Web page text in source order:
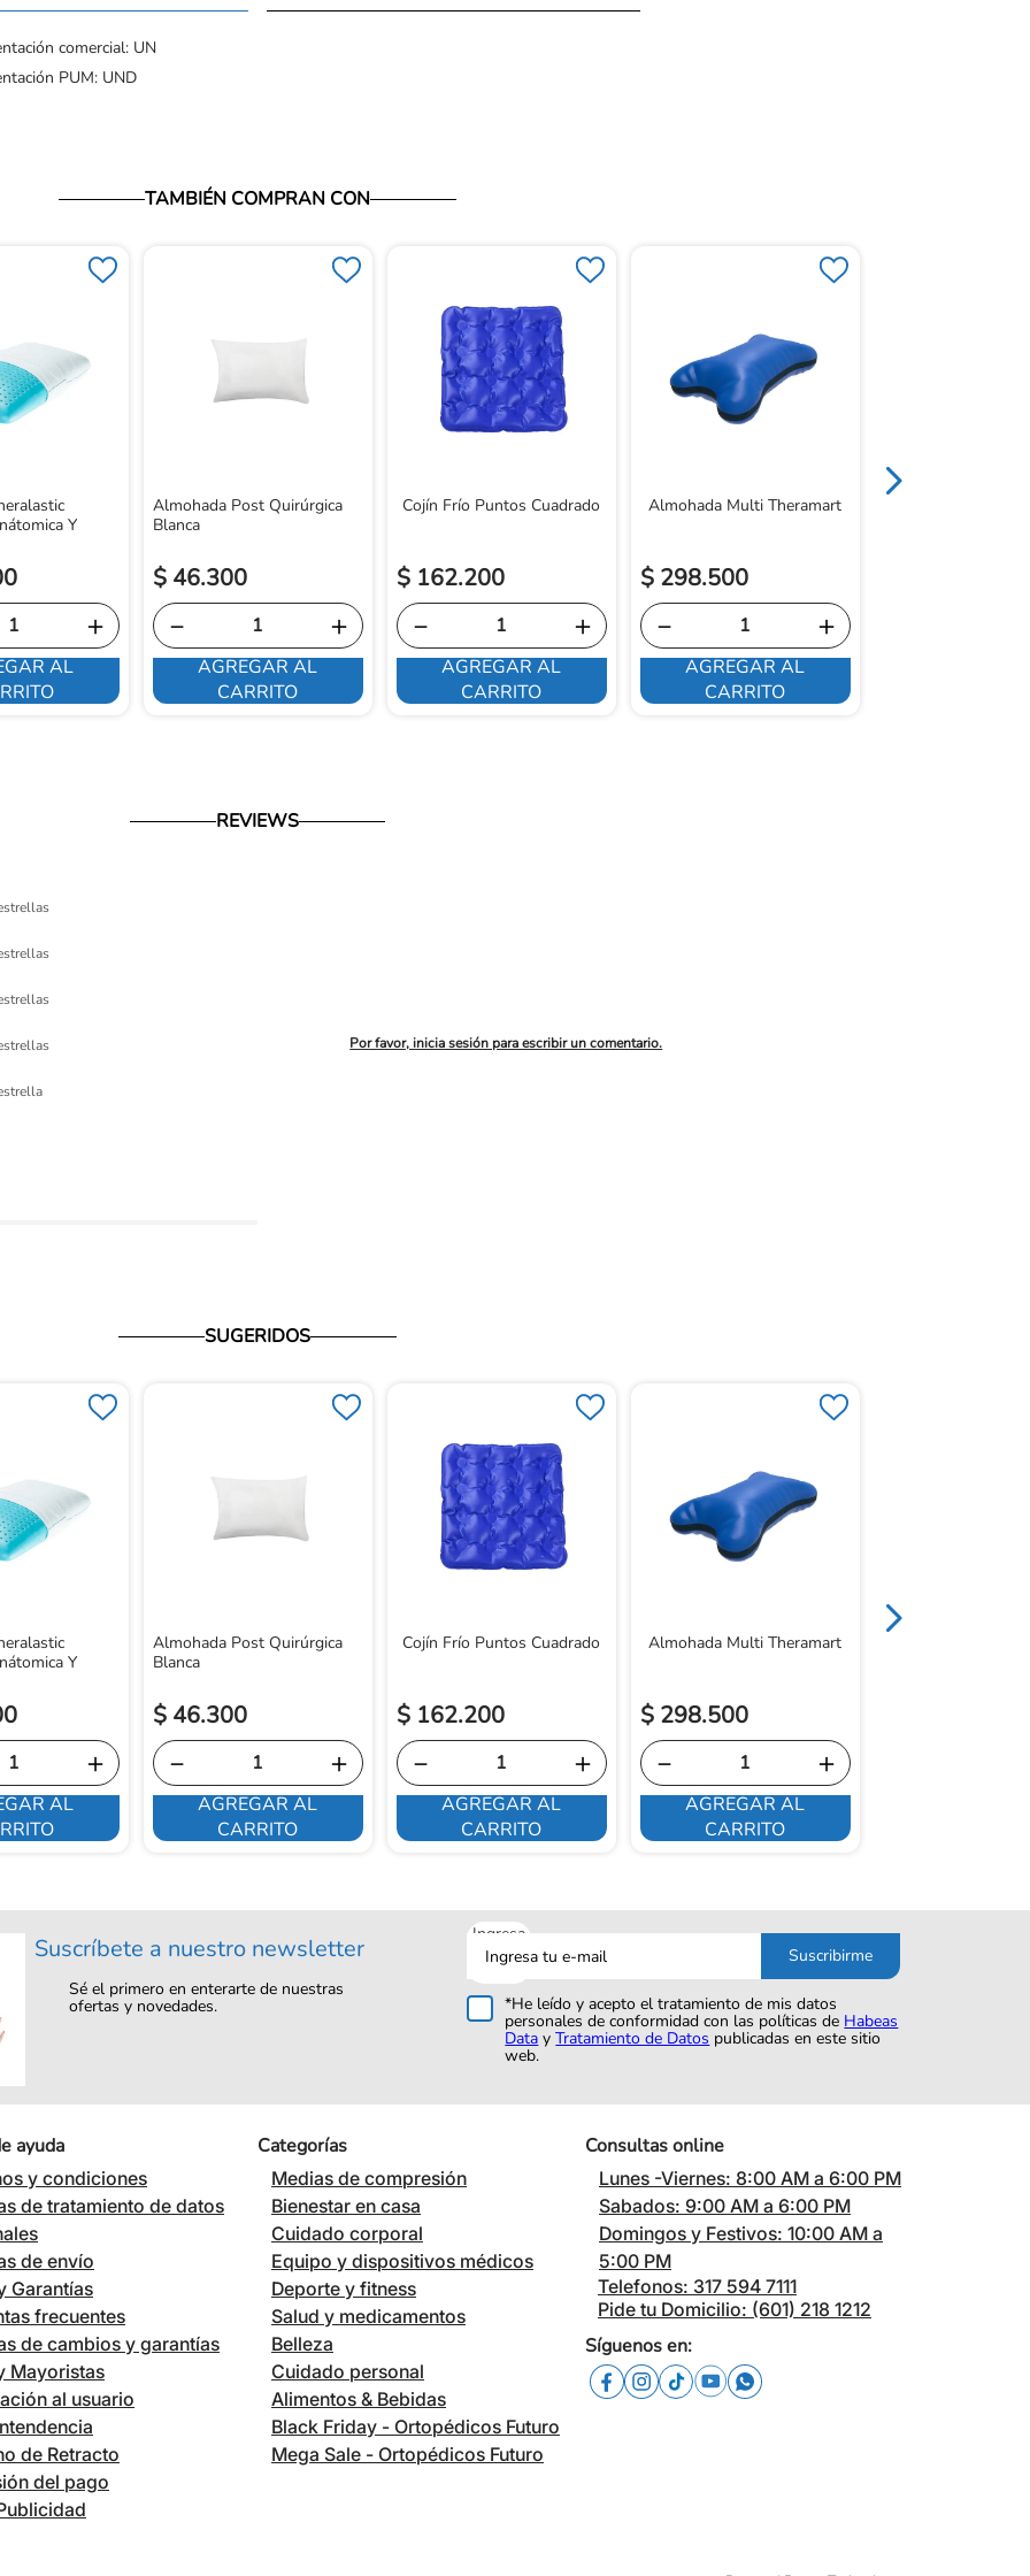
comercial: UN
PUM: UND
TAMBIÉN COMPRAN CON
Y
＋
AL
Almohada Post Quirúrgica
Blanca
$ 46.300
＋
－
AGREGAR AL
CARRITO
Cojín Frío Puntos Cuadrado
$ 162.200
＋
－
AGREGAR AL
CARRITO
Almohada Multi Theramart
$ 298.500
＋
－
AGREGAR AL
CARRITO
REVIEWS
Por favor, inicia sesión para escribir un comentario.
SUGERIDOS
Y
＋
AL
Almohada Post Quirúrgica
Blanca
$ 46.300
＋
－
AGREGAR AL
CARRITO
Cojín Frío Puntos Cuadrado
$ 162.200
＋
－
AGREGAR AL
CARRITO
Almohada Multi Theramart
$ 298.500
＋
－
AGREGAR AL
CARRITO
Suscríbete a nuestro newsletter
Sé el primero en enterarte de nuestras
ofertas y novedades.
Ingresa
tu
correo
Suscribirme
*He leído y acepto el tratamiento de mis datos
personales de conformidad con las políticas de Habeas
Data yTratamiento de Datos publicadas en este sitio
web.
ayuda
y condiciones
de tratamiento de datos
de envío
Garantías
frecuentes
de cambios y garantías
Mayoristas
al usuario
de Retracto
del pago
Categorías
Medias de compresión
Bienestar en casa
Cuidado corporal
Equipo y dispositivos médicos
Deporte y fitness
Salud y medicamentos
Belleza
Cuidado personal
Alimentos & Bebidas
Black Friday - Ortopédicos Futuro
Mega Sale - Ortopédicos Futuro
Consultas online
Lunes -Viernes: 8:00 AM a 6:00 PM
Sabados: 9:00 AM a 6:00 PM
Domingos y Festivos: 10:00 AM a
5:00 PM
Telefonos: 317 594 7111
Pide tu Domicilio: (601) 218 1212
Síguenos en: